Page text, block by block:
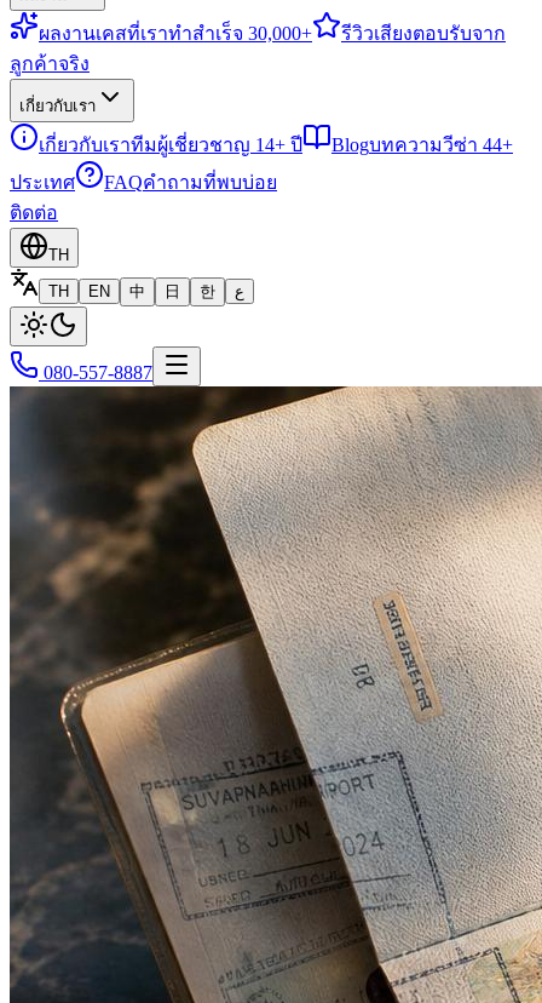
ผลงานเคสที่เราทำสำเร็จ 30,000+ รีวิวเสียงตอบรับจาก
ลูกค้าจริง
เกี่ยวกับเรา
เกี่ยวกับเราทีมผู้เชี่ยวชาญ 14+ ปี Blogบทความวีซ่า 44+
ประเทศ
FAQคำถามที่พบบ่อย
ติดต่อ
TH
TH
EN 中 日 한 ع
080-557-8887